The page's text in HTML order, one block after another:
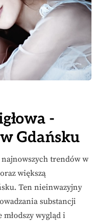
-
Gdańsku
najnowszych trendów w
większą
Ten nieinwazyjny
substancji
wygląd i